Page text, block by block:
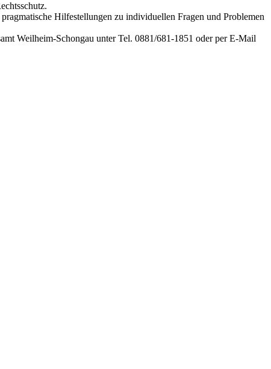
Hilfestellungen zu individuellen Fragen und Problemen
Weilheim-Schongau unter Tel. 0881/681-1851 oder per E-Mail